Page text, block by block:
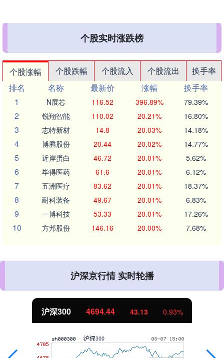
个股实时涨跌榜
个股涨幅 个股跌幅 个股流入 个股流出
换手率
排名
名称 最新价 涨幅
换手率
1
N展芯 116.52 396.89% 79.39%
2 锐翔智能 110.02 20.21% 16.80%
3 志特新材 14.8 20.03% 14.18%
4 博腾股份 20.44 20.02% 14.77%
5 近岸蛋白 46.72 20.01% 5.62%
6 毕得医药 61.6 20.01% 6.12%
7 五洲医疗 83.62 20.01% 18.37%
8 耐科装备 49.67 20.01% 6.83%
9 一博科技 53.33 20.01% 17.26%
10 方邦股份 146.16 20.00% 7.68%
沪深京行情 实时轮播
北证50 1134.24 11.37